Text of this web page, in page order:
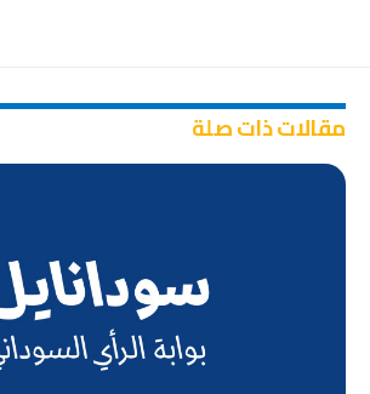
مقالات ذات صلة